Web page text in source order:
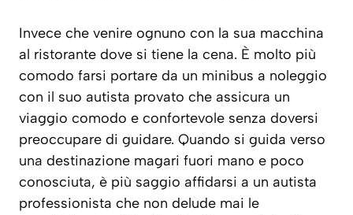
Invece che venire ognuno con la sua macchina
al ristorante dove si tiene la cena. È molto più
comodo farsi portare da un minibus a noleggio
con il suo autista provato che assicura un
viaggio comodo e confortevole senza doversi
preoccupare di guidare. Quando si guida verso
una destinazione magari fuori mano e poco
conosciuta, è più saggio affidarsi a un autista
professionista che non delude mai le